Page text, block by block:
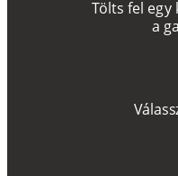
Tölts fel egy
a ga
Válass